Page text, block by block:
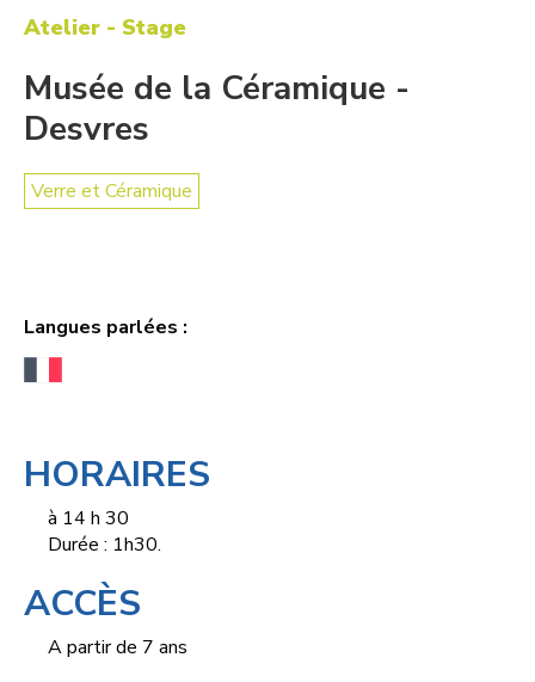
Atelier - Stage
Musée de la Céramique -
Desvres
Verre et Céramique
Langues parlées :
HORAIRES
à 14 h 30
Durée : 1h30.
ACCÈS
A partir de 7 ans